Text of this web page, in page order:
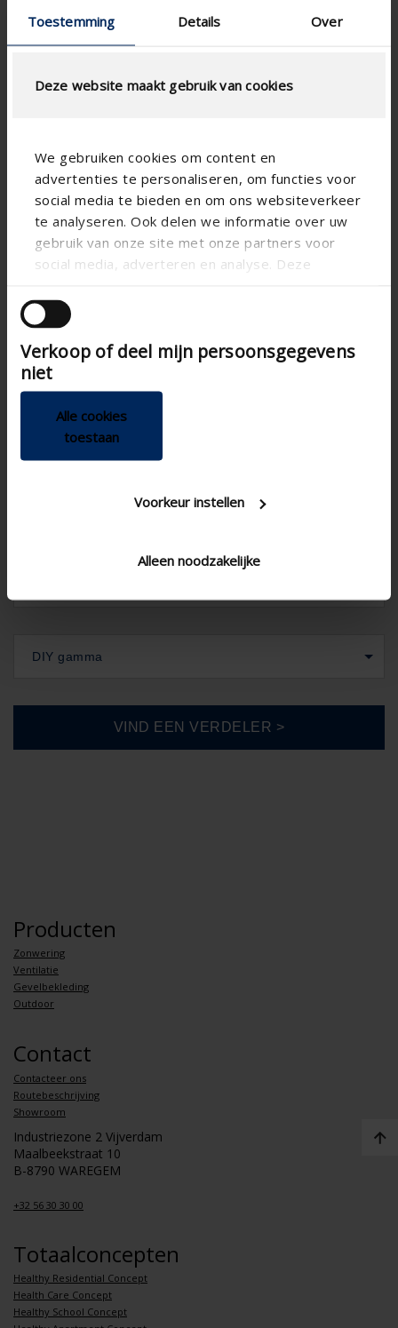
Toestemming Details Over
Deze website maakt gebruik van cookies
We gebruiken cookies om content en
advertenties te personaliseren, om functies voor
social media te bieden en om ons websiteverkeer
te analyseren. Ook delen we informatie over uw
gebruik van onze site met onze partners voor
social media, adverteren en analyse. Deze
andere informatie die u aan ze heeft verstrekt of
die ze hebben verzameld op basis van uw gebruik
van hun services.
Verkoop of deel mijn persoonsgegevens
niet
Alle cookies
toestaan
Voorkeur instellen
Alleen noodzakelijke
DIY gamma
Producten
Zonwering
Ventilatie
Gevelbekleding
Outdoor
Contact
Contacteer ons
Routebeschrijving
Showroom
Industriezone 2 Vijverdam
Maalbeekstraat 10
B-8790 WAREGEM
+32 56 30 30 00
Totaalconcepten
Healthy Residential Concept
Health Care Concept
Healthy School Concept